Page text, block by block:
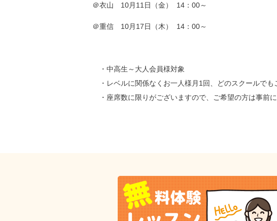
＠衣山 10月11日（金） 14：00～
＠重信 10月17日（木） 14：00～
・中高生～大人会員様対象
・レベルに関係なくお一人様月1回、どのスクールでも
・座席数に限りがございますので、ご希望の方は事前に